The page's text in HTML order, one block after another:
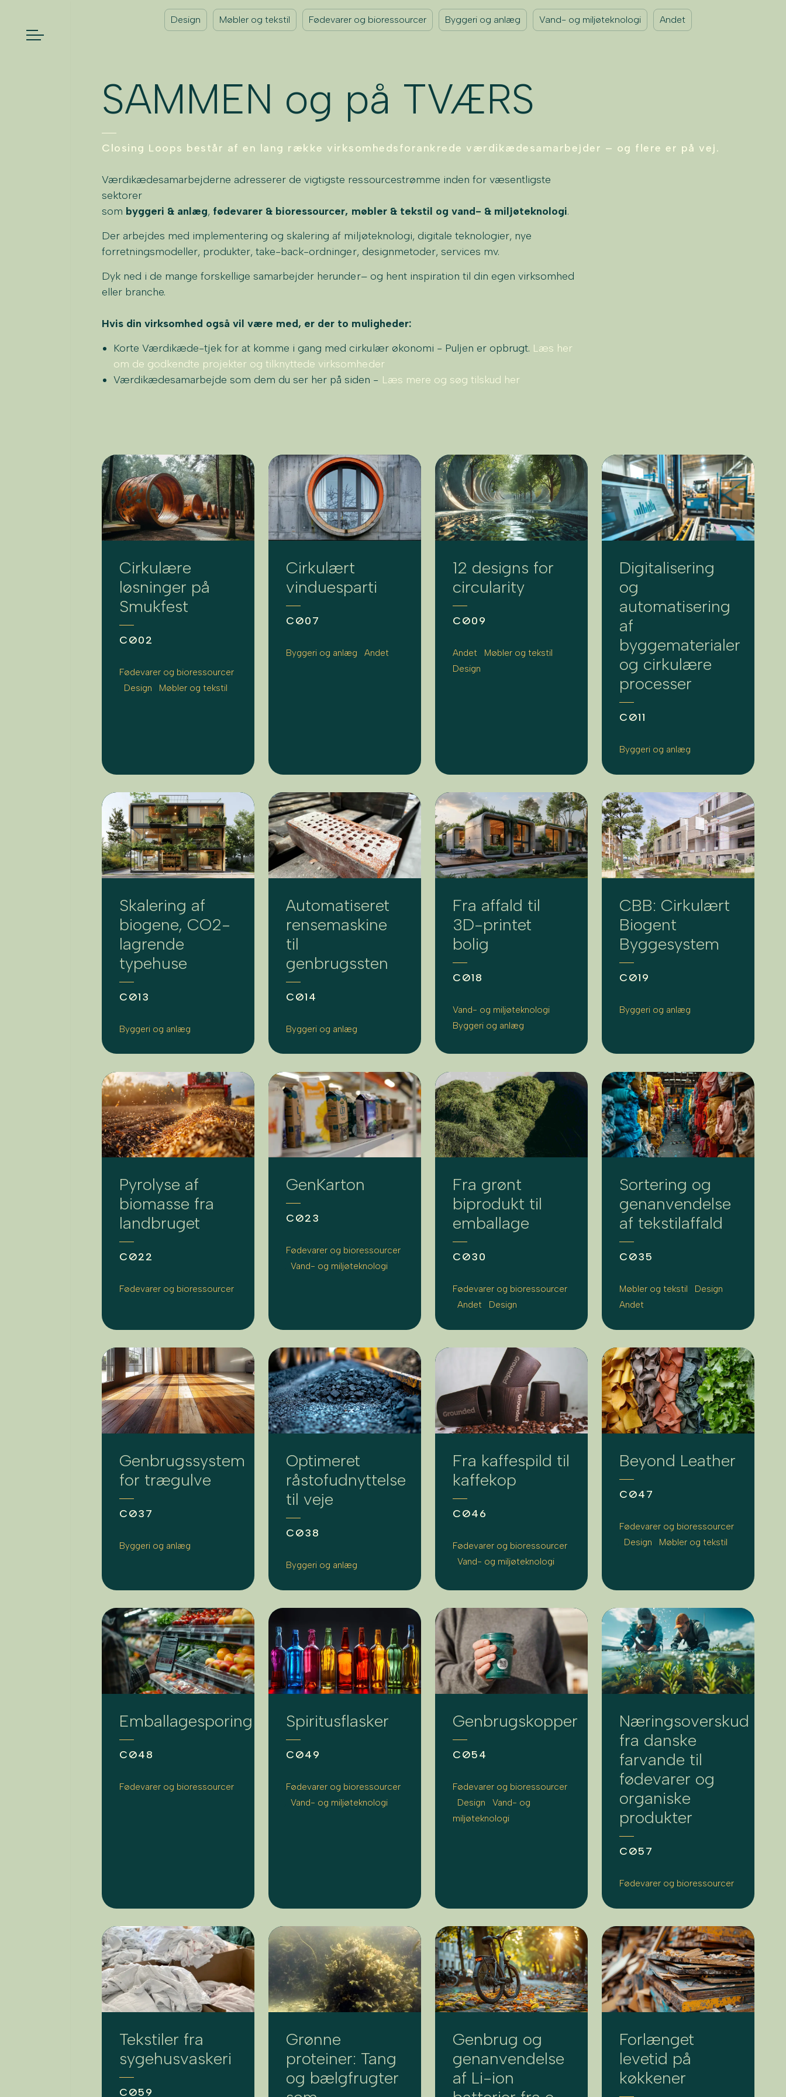
Design Møbler og tekstil Fødevarer og bioressourcer Byggeri og anlæg Vand- og miljøteknologi Andet
SAMMEN og på TVÆRS
Closing Loops består af en lang række virksomhedsforankrede værdikædesamarbejder – og flere er på vej.
Værdikædesamarbejderne adresserer de vigtigste ressourcestrømme inden for væsentligste
sektorer
som byggeri & anlæg, fødevarer & bioressourcer, møbler & tekstil og vand- & miljøteknologi.​
Der arbejdes med implementering og skalering af miljøteknologi, digitale teknologier, nye
forretningsmodeller, produkter, take-back-ordninger, designmetoder, services mv. ​
Dyk ned i de mange forskellige samarbejder herunder– og hent inspiration til din egen virksomhed
eller branche.
Hvis din virksomhed også vil være med, er der to muligheder:
Korte Værdikæde-tjek for at komme i gang med cirkulær økonomi - Puljen er opbrugt. Læs her
om de godkendte projekter og tilknyttede virksomheder
Værdikædesamarbejde som dem du ser her på siden - Læs mere og søg tilskud her
Cirkulære
løsninger på
Smukfest
CØ02
Fødevarer og bioressourcer
Design
Møbler og tekstil
Cirkulært
vinduesparti
CØ07
Byggeri og anlæg Andet
12 designs for
circularity
CØ09
Andet
Møbler og tekstil
Design
Digitalisering
og
automatisering
af
byggematerialer
og cirkulære
processer
CØ11
Byggeri og anlæg
Skalering af
biogene, CO2-
lagrende
typehuse
CØ13
Byggeri og anlæg
Automatiseret
rensemaskine
til
genbrugssten
CØ14
Byggeri og anlæg
Fra affald til
3D-printet
bolig
CØ18
Vand- og miljøteknologi
Byggeri og anlæg
CBB: Cirkulært
Biogent
Byggesystem
CØ19
Byggeri og anlæg
Pyrolyse af
biomasse fra
landbruget
CØ22
Fødevarer og bioressourcer
GenKarton
CØ23
Fødevarer og bioressourcer
Vand- og miljøteknologi
Fra grønt
biprodukt til
emballage
CØ30
Fødevarer og bioressourcer
Andet
Design
Sortering og
genanvendelse
af tekstilaffald
CØ35
Møbler og tekstil
Design
Andet
Genbrugssystem
for trægulve
CØ37
Byggeri og anlæg
Optimeret
råstofudnyttelse
til veje
CØ38
Byggeri og anlæg
Fra kaffespild til
kaffekop
CØ46
Fødevarer og bioressourcer
Vand- og miljøteknologi
Beyond Leather
CØ47
Fødevarer og bioressourcer
Design
Møbler og tekstil
Emballagesporing
CØ48
Fødevarer og bioressourcer
Spiritusflasker
CØ49
Fødevarer og bioressourcer
Vand- og miljøteknologi
Genbrugskopper
CØ54
Fødevarer og bioressourcer
Design
Vand- og
miljøteknologi
Næringsoverskud
fra danske
farvande til
fødevarer og
organiske
produkter
CØ57
Fødevarer og bioressourcer
Tekstiler fra
sygehusvaskeri
CØ59
Grønne
proteiner: Tang
og bælgfrugter
Genbrug og
genanvendelse
af Li-ion
Forlænget
levetid på
køkkener